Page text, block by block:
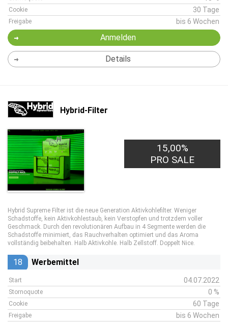
Cookie 30 Tage
Freigabe bis 6 Wochen
Anmelden
Details
Hybrid-Filter
15,00%
PRO SALE
Hybrid Supreme Filter ist die neue Generation Aktivkohlefilter. Weniger
Schadstoffe, kein Aktivkohlestaub, kein Verstopfen und trotzdem voller
Geschmack. Durch den revolutionären Aufbau in 4 Segmente werden die
Schadstoffe minimiert, das Rauchverhalten optimiert und das Aroma
vollständig beibehalten. Halb Aktivkohle. Halb Zellstoff. Doppelt Nice.
18 Werbemittel
Start 04.07.2022
Stornoquote 0 %
Cookie 60 Tage
Freigabe bis 6 Wochen